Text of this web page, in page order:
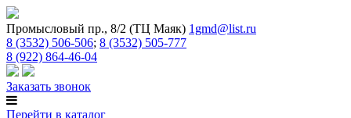
Промысловый пр., 8/2 (ТЦ Маяк) 1gmd@list.ru
8 (3532) 506-506; 8 (3532) 505-777
8 (922) 864-46-04
Заказать звонок
Перейти в каталог